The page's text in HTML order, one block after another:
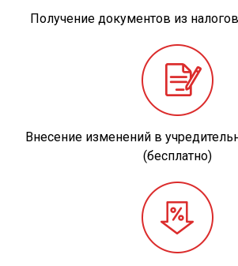
Получение документов из
Внесение изменений в
(бесплатно)